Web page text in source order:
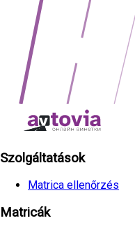
Szolgáltatások
Matrica ellenőrzés
Matricák